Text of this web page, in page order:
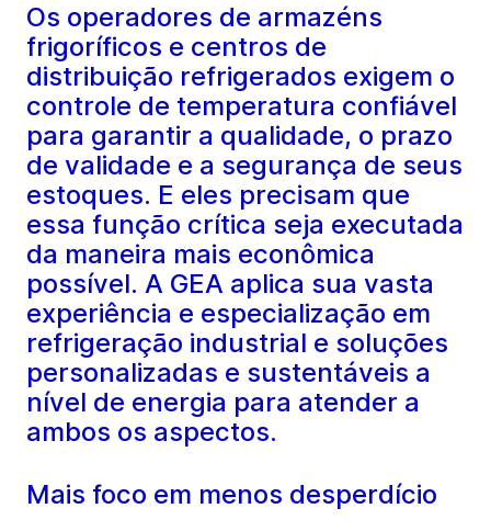
Os operadores de armazéns
frigoríficos e centros de
distribuição refrigerados exigem o
controle de temperatura confiável
para garantir a qualidade, o prazo
de validade e a segurança de seus
estoques. E eles precisam que
essa função crítica seja executada
da maneira mais econômica
possível. A GEA aplica sua vasta
experiência e especialização em
refrigeração industrial e soluções
personalizadas e sustentáveis a
nível de energia para atender a
ambos os aspectos.
Mais foco em menos desperdício